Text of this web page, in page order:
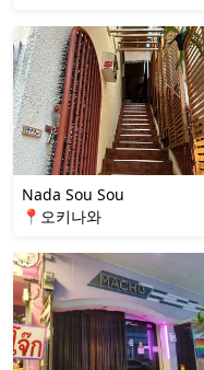
Nada Sou Sou
📍오키나와